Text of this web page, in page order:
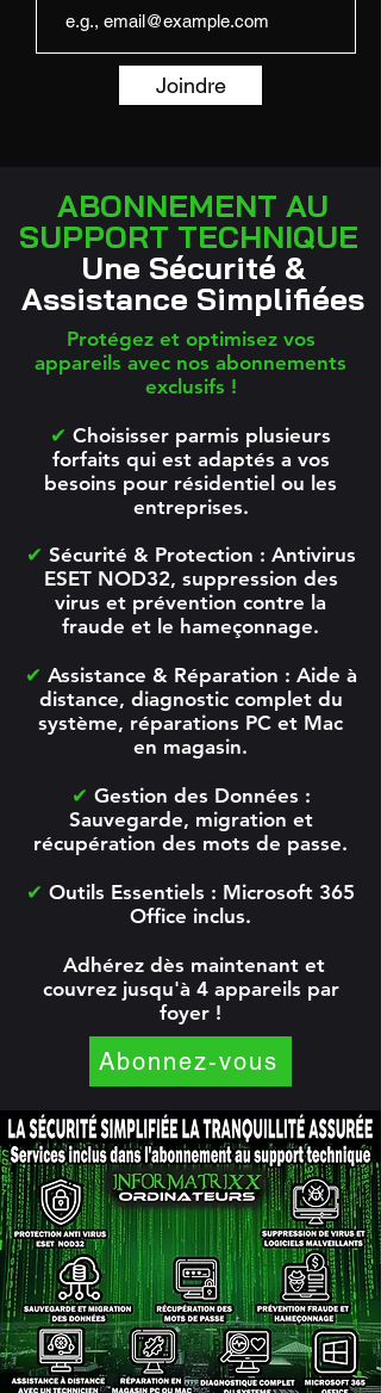
Joindre
ABONNEMENT AU
SUPPORT TECHNIQUE
Une Sécurité &
Assistance Simplifiées
Protégez et optimisez vos
appareils avec nos abonnements
exclusifs !
✔ Choisisser parmis plusieurs
forfaits qui est adaptés a vos
besoins pour résidentiel ou les
entreprises.
✔ Sécurité & Protection : Antivirus
ESET NOD32, suppression des
virus et prévention contre la
fraude et le hameçonnage.
✔ Assistance & Réparation : Aide à
distance, diagnostic complet du
système, réparations PC et Mac
en magasin.
✔ Gestion des Données :
Sauvegarde, migration et
récupération des mots de passe.
✔ Outils Essentiels : Microsoft 365
Office inclus.
Adhérez dès maintenant et
couvrez jusqu'à 4 appareils par
foyer !
Abonnez-vous